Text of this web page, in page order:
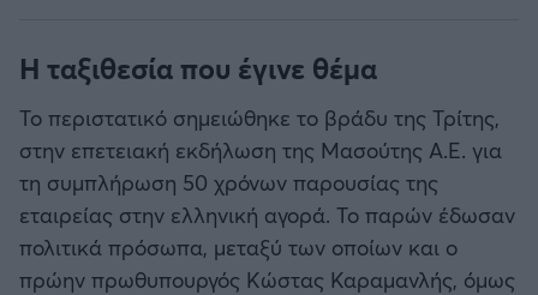
Η ταξιθεσία που έγινε θέμα
Το περιστατικό σημειώθηκε το βράδυ της Τρίτης,
στην επετειακή εκδήλωση της Μασούτης Α.Ε. για
τη συμπλήρωση 50 χρόνων παρουσίας της
εταιρείας στην ελληνική αγορά. Το παρών έδωσαν
πολιτικά πρόσωπα, μεταξύ των οποίων και ο
πρώην πρωθυπουργός Κώστας Καραμανλής, όμως